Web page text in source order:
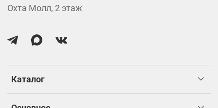
Каталог
Охта Молл, 2 этаж